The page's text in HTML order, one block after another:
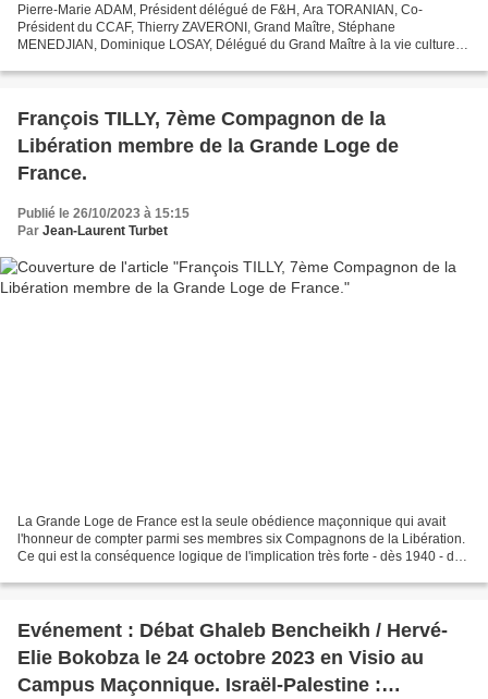
Pierre-Marie ADAM, Président délégué de F&H, Ara TORANIAN, Co-
Président du CCAF, Thierry ZAVERONI, Grand Maître, Stéphane
MENEDJIAN, Dominique LOSAY, Délégué du Grand Maître à la vie culturelle
François TILLY, 7ème Compagnon de la
Libération membre de la Grande Loge de
France.
Publié le 26/10/2023 à 15:15
Par Jean-Laurent Turbet
La Grande Loge de France est la seule obédience maçonnique qui avait
l'honneur de compter parmi ses membres six Compagnons de la Libération.
Ce qui est la conséquence logique de l'implication très forte - dès 1940 - des
Evénement : Débat Ghaleb Bencheikh / Hervé-
Elie Bokobza le 24 octobre 2023 en Visio au
Campus Maçonnique. Israël-Palestine :